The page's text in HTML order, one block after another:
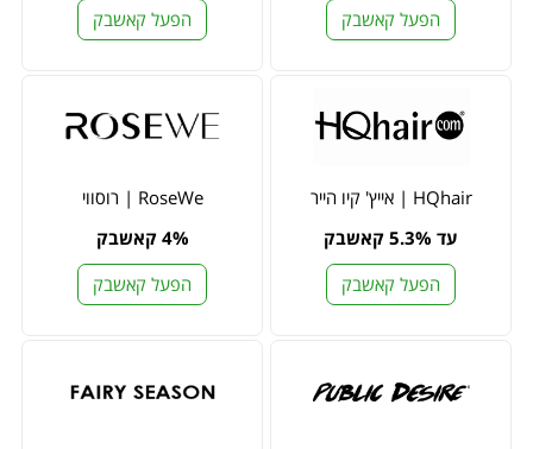
הפעל קאשבק
הפעל קאשבק
HQhair | אייץ' קיו הייר
עד 5.3% קאשבק
הפעל קאשבק
RoseWe | רוסווי
4% קאשבק
הפעל קאשבק